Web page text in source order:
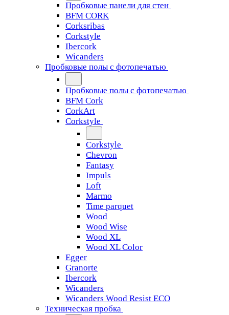
Пробковые панели для стен
BFM CORK
Corksribas
Corkstyle
Ibercork
Wicanders
Пробковые полы с фотопечатью
Пробковые полы с фотопечатью
BFM Cork
CorkArt
Corkstyle
Corkstyle
Chevron
Fantasy
Impuls
Loft
Marmo
Time parquet
Wood
Wood Wise
Wood XL
Wood XL Color
Egger
Granorte
Ibercork
Wicanders
Wicanders Wood Resist ECO
Техническая пробка